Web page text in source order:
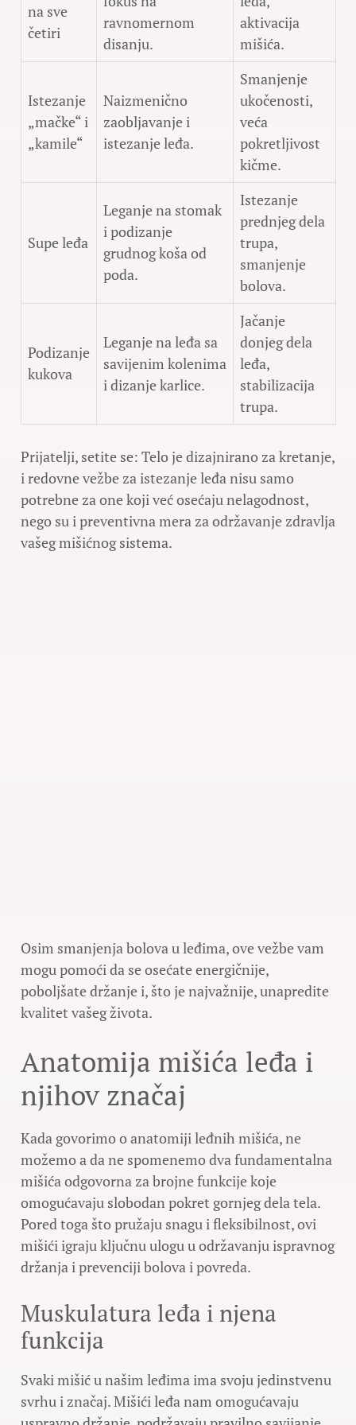
na sve
četiri
ravnomernom
disanju.
aktivacija
mišića.
Istezanje
„mačke“ i
„kamile“
Naizmenično
zaobljavanje i
istezanje leđa.
Smanjenje
ukočenosti,
veća
pokretljivost
kičme.
Supe leđa
Leganje na stomak
i podizanje
grudnog koša od
poda.
Istezanje
prednjeg dela
trupa,
smanjenje
bolova.
Podizanje
kukova
Leganje na leđa sa
savijenim kolenima
i dizanje karlice.
Jačanje
donjeg dela
leđa,
stabilizacija
trupa.
Prijatelji, setite se: Telo je dizajnirano za kretanje,
i redovne vežbе za istezanje leđa nisu samo
potrebne za one koji već osećaju nelagodnost,
nego su i preventivna mera za održavanje zdravlja
vašeg mišićnog sistema.
Osim smanjenja bolova u leđima, ove vežbe vam
mogu pomoći da se osećate energičnije,
poboljšate držanje i, što je najvažnije, unapredite
kvalitet vašeg života.
Anatomija mišića leđa i
njihov značaj
Kada govorimo o anatomiji leđnih mišića, ne
možemo a da ne spomenemo dva fundamentalna
mišića odgovorna za brojne funkcije koje
omogućavaju slobodan pokret gornjeg dela tela.
Pored toga što pružaju snagu i fleksibilnost, ovi
mišići igraju ključnu ulogu u održavanju ispravnog
držanja i prevenciji bolova i povreda.
Muskulatura leđa i njena
funkcija
Svaki mišić u našim leđima ima svoju jedinstvenu
svrhu i značaj. Mišići leđa nam omogućavaju